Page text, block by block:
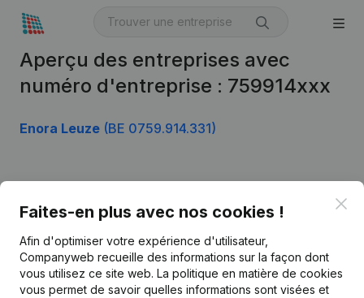
Aperçu des entreprises avec
numéro d'entreprise : 759914xxx
Enora Leuze (BE 0759.914.331)
Faites-en plus avec nos cookies !
Afin d'optimiser votre expérience d'utilisateur,
Companyweb recueille des informations sur la façon dont
vous utilisez ce site web. La politique en matière de cookies
vous permet de savoir quelles informations sont visées et
Français
Informations d’entreprise
Monitoring
Recherche internationale